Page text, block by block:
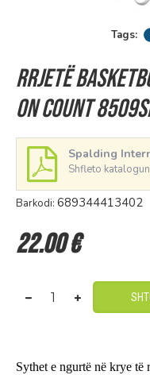
Tags:
Rrjetë
On Count
Spalding
Shfleto
Barkodi: 689344413402
22.00 €
Sythet e ngurtë në krye të